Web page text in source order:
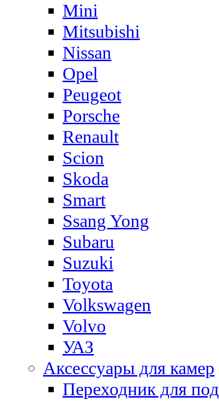
Mini
Mitsubishi
Nissan
Opel
Peugeot
Porsche
Renault
Scion
Skoda
Smart
Ssang Yong
Subaru
Suzuki
Toyota
Volkswagen
Volvo
УАЗ
Аксессуары для камер
Переходник для